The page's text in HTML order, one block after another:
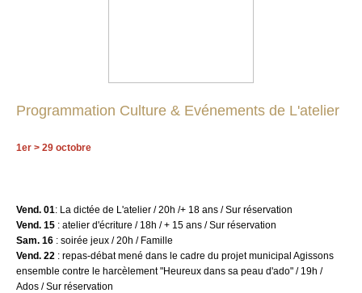
Programmation Culture & Evénements de L'atelier
1er > 29 octobre
Vend. 01: La dictée de L'atelier / 20h /+ 18 ans /Sur réservation
Vend. 15 : atelier d'écriture / 18h / + 15 ans / Sur réservation
Sam. 16 : soirée jeux / 20h / Famille
Vend. 22 : repas-débat mené dans le cadre du projet municipal Agissons
ensemble contre le harcèlement "Heureux dans sa peau d'ado" / 19h /
Ados / Sur réservation